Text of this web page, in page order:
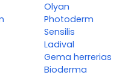
Olyan
Photoderm
Sensilis
Ladival
Gema herrerias
Bioderma